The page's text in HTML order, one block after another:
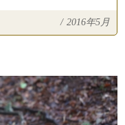
/ 2016年5月